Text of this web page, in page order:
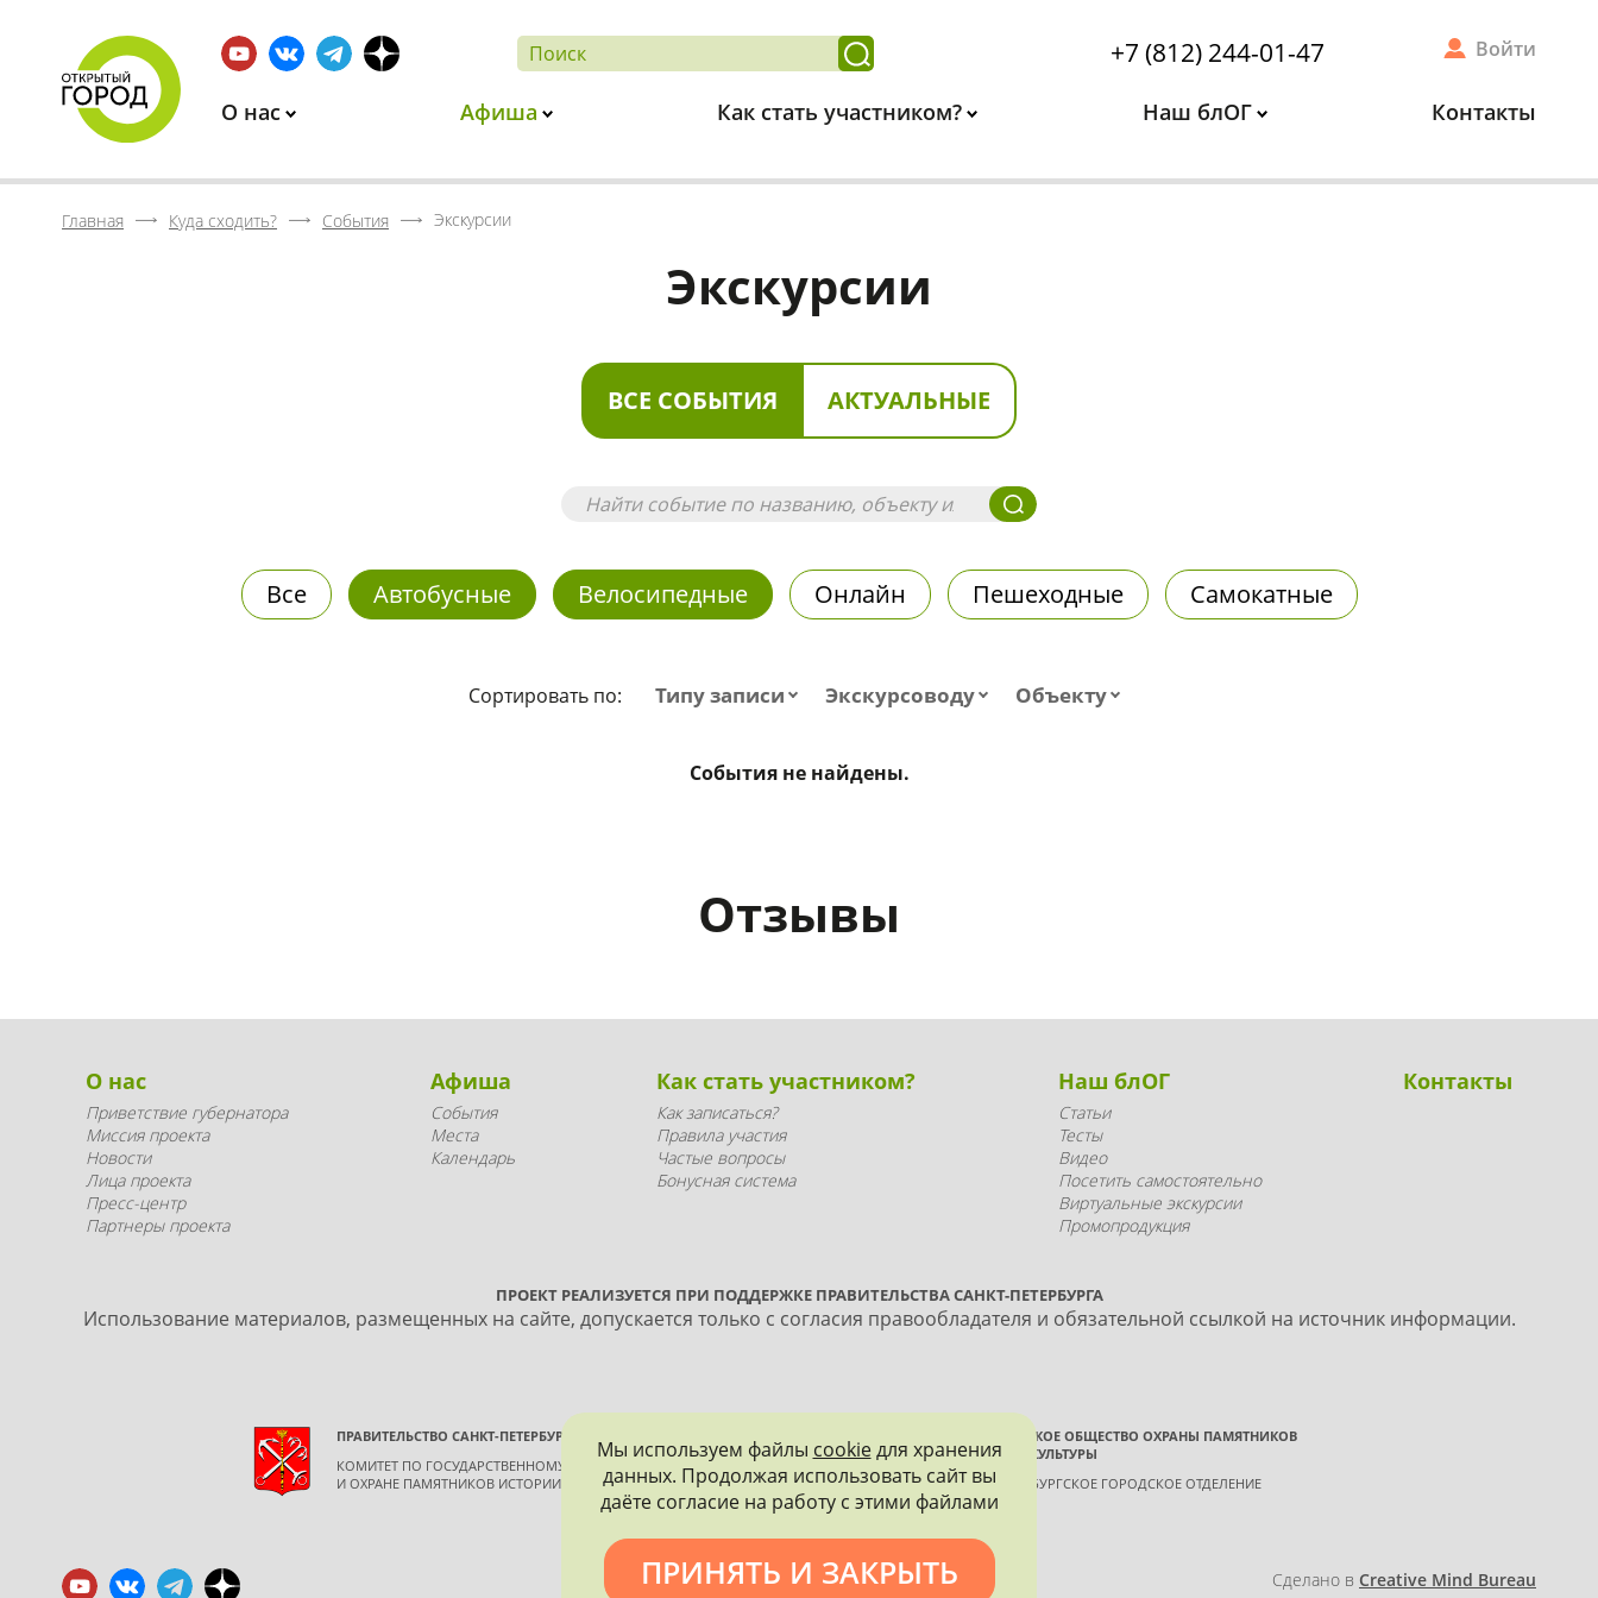
+7 (812) 244-01-47 Войти
О нас Афиша Как стать участником? Наш блОГ Контакты
Главная Куда сходить? События Экскурсии
Экскурсии
ВСЕ СОБЫТИЯ АКТУАЛЬНЫЕ
Все Автобусные Велосипедные Онлайн Пешеходные Самокатные
Сортировать по: Типу записи Экскурсоводу Объекту
События не найдены.
Отзывы
О нас
Приветствие губернатора
Миссия проекта
Новости
Лица проекта
Пресс-центр
Партнеры проекта
Афиша
События
Места
Календарь
Как стать участником?
Как записаться?
Правила участия
Частые вопросы
Бонусная система
Наш блОГ
Статьи
Тесты
Видео
Посетить самостоятельно
Виртуальные экскурсии
Промопродукция
Контакты
ПРОЕКТ РЕАЛИЗУЕТСЯ ПРИ ПОДДЕРЖКЕ ПРАВИТЕЛЬСТВА САНКТ-ПЕТЕРБУРГА
Использование материалов, размещенных на сайте, допускается только с согласия правообладателя и обязательной ссылкой на источник информации.
ПРАВИТЕЛЬСТВО САНКТ-ПЕТЕРБУРГА
КОМИТЕТ ПО ГОСУДАРСТВЕННОМУ КОНТРОЛЮ, ИСПОЛЬЗОВАНИЮ
И ОХРАНЕ ПАМЯТНИКОВ ИСТОРИИ И КУЛЬТУРЫ
ВСЕРОССИЙСКОЕ ОБЩЕСТВО ОХРАНЫ ПАМЯТНИКОВ
ИСТОРИИ И КУЛЬТУРЫ
САНКТ-ПЕТЕРБУРГСКОЕ ГОРОДСКОЕ ОТДЕЛЕНИЕ
Политика конфиденциальности Сделано в Creative Mind Bureau
Мы используем файлы cookieдля хранения
данных. Продолжая использовать сайт вы
даёте согласие на работу с этими файлами
ПРИНЯТЬ И ЗАКРЫТЬ